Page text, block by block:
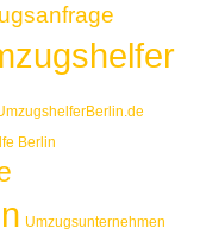
Berlin
Umzugsunternehmen